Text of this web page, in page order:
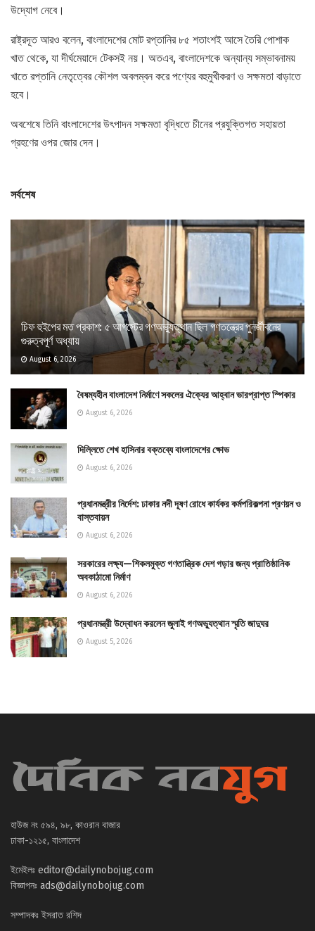
উদ্যোগ নেবে।
রাষ্ট্রদূত আরও বলেন, বাংলাদেশের মোট রপ্তানির ৮৫ শতাংশই আসে তৈরি পোশাক
খাত থেকে, যা দীর্ঘমেয়াদে টেকসই নয়। অতএব, বাংলাদেশকে অন্যান্য সম্ভাবনাময়
খাতে রপ্তানি নেতৃত্বের কৌশল অবলম্বন করে পণ্যের বহুমুখীকরণ ও সক্ষমতা বাড়াতে
হবে।
অবশেষে তিনি বাংলাদেশের উৎপাদন সক্ষমতা বৃদ্ধিতে চীনের প্রযুক্তিগত সহায়তা
গ্রহণের ওপর জোর দেন।
সর্বশেষ
চিফ হুইপের মত প্রকাশ: ৫ আগস্টের গণঅভ্যুত্থান ছিল গণতন্ত্রের পুনর্জীবনের
গুরুত্বপূর্ণ অধ্যায়
August 6, 2026
বৈষম্যহীন বাংলাদেশ নির্মাণে সকলের ঐক্যের আহ্বান ভারপ্রাপ্ত স্পিকার
August 6, 2026
দিল্লিতে শেখ হাসিনার বক্তব্যে বাংলাদেশের ক্ষোভ
August 6, 2026
প্রধানমন্ত্রীর নির্দেশ: ঢাকার নদী দূষণ রোধে কার্যকর কর্মপরিকল্পনা প্রণয়ন ও
বাস্তবায়ন
August 6, 2026
সরকারের লক্ষ্য—শিকলমুক্ত গণতান্ত্রিক দেশ গড়ার জন্য প্রাতিষ্ঠানিক
অবকাঠামো নির্মাণ
August 6, 2026
প্রধানমন্ত্রী উদ্বোধন করলেন জুলাই গণঅভ্যুত্থান স্মৃতি জাদুঘর
August 5, 2026
হাউজ নং ৫৯৪, ৯৮, কাওরান বাজার
ঢাকা-১২১৫, বাংলাদেশ
ইমেইলঃ editor@dailynobojug.com
বিজ্ঞাপনঃ ads@dailynobojug.com
সম্পাদকঃ ইসরাত রশিদ